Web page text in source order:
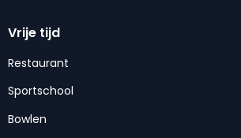
Vrije tijd
Restaurant
Sportschool
Bowlen